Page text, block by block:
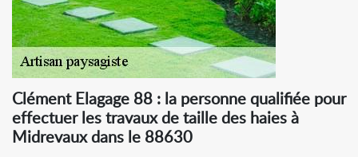
Clément Elagage 88 : la personne qualifiée pour
effectuer les travaux de taille des haies à
Midrevaux dans le 88630